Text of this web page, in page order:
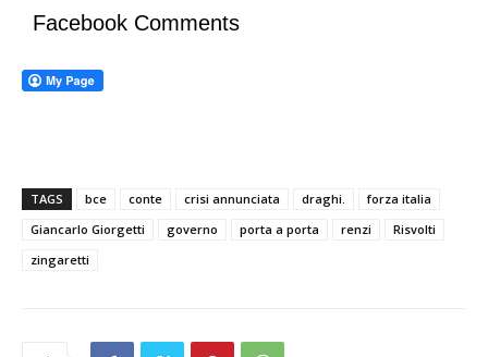
Facebook Comments
TAGS bce conte crisi annunciata draghi.
forza italia
Giancarlo Giorgetti
governo porta a porta renzi
Risvolti
zingaretti